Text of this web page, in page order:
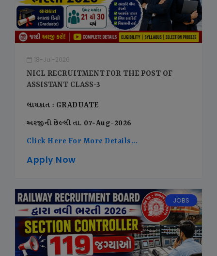
18-Jul-2026
NICL RECRUITMENT FOR THE POST OF
ASSISTANT CLASS-3
લાયકાત : GRADUATE
અરજીની છેલ્લી તા. 07-Aug-2026
Click Here For More Details...
Apply Now
JOBS